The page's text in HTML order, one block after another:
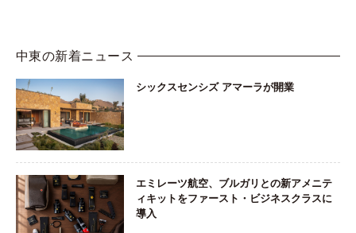
中東の新着ニュース
シックスセンシズ アマーラが開業
エミレーツ航空、ブルガリとの新アメニテ
ィキットをファースト・ビジネスクラスに
導入